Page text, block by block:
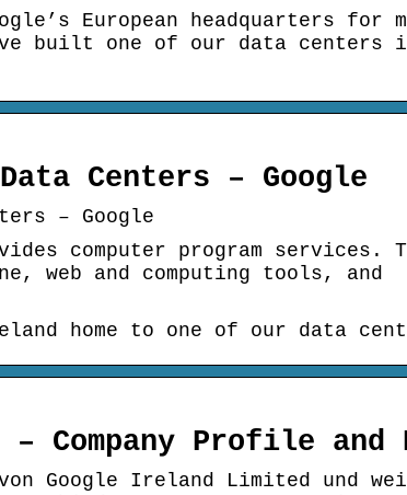
European headquarters for
built one of our data centers
Centers – Google
– Google
computer program services.
web and computing tools, and
home to one of our data
Company Profile and
von Google Ireland Limited und